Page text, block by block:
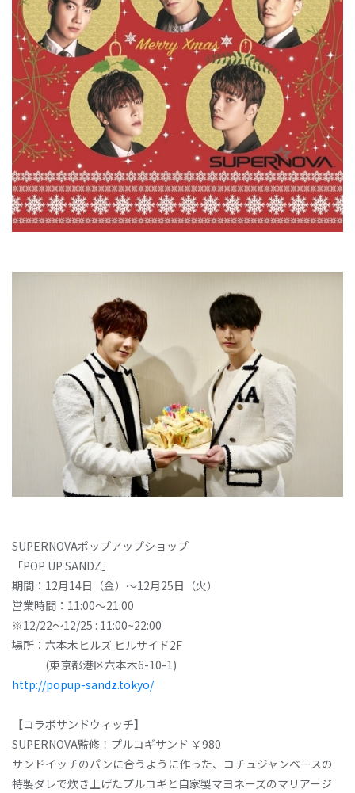
SUPERNOVAポップアップショップ
「POP UP SANDZ」
期間：12月14日（金）～12月25日（火）
営業時間：11:00～21:00
※12/22～12/25 : 11:00~22:00
場所：六本木ヒルズ ヒルサイド2F
(東京都港区六本木6-10-1)
http://popup-sandz.tokyo/
【コラボサンドウィッチ】
SUPERNOVA監修！プルコギサンド ￥980
サンドイッチのパンに合うように作った、コチュジャンベースの
特製ダレで炊き上げたプルコギと自家製マヨネーズのマリアージ